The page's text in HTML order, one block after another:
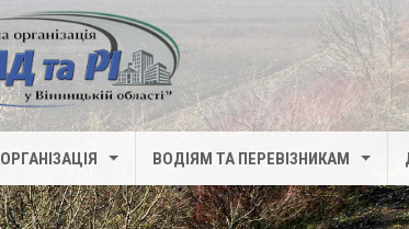
ОРГАНІЗАЦІЯ ВОДІЯМ ТА ПЕРЕВІЗНИКАМ